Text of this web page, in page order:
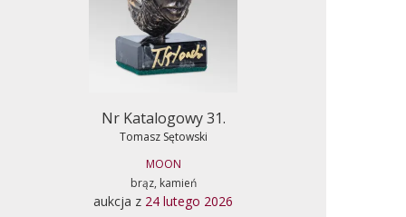
Nr Katalogowy 31.
Tomasz Sętowski
MOON
brąz, kamień
aukcja z 24 lutego 2026